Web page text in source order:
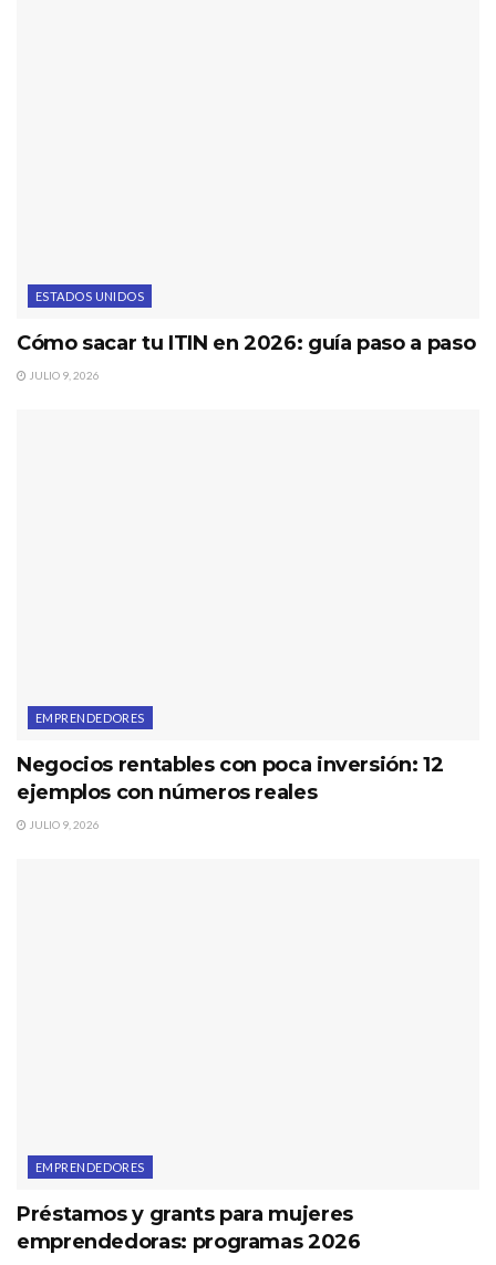
ESTADOS UNIDOS
Cómo sacar tu ITIN en 2026: guía paso a paso
JULIO 9, 2026
EMPRENDEDORES
Negocios rentables con poca inversión: 12
ejemplos con números reales
JULIO 9, 2026
EMPRENDEDORES
Préstamos y grants para mujeres
emprendedoras: programas 2026